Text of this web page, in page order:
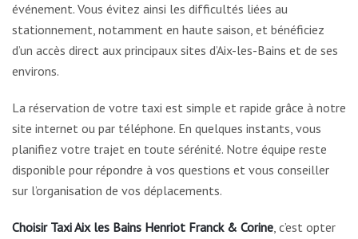
événement. Vous évitez ainsi les difficultés liées au
stationnement, notamment en haute saison, et bénéficiez
d’un accès direct aux principaux sites d’Aix-les-Bains et de ses
environs.
La réservation de votre taxi est simple et rapide grâce à notre
site internet ou par téléphone. En quelques instants, vous
planifiez votre trajet en toute sérénité. Notre équipe reste
disponible pour répondre à vos questions et vous conseiller
sur l’organisation de vos déplacements.
Choisir Taxi Aix les Bains Henriot Franck & Corine, c’est opter